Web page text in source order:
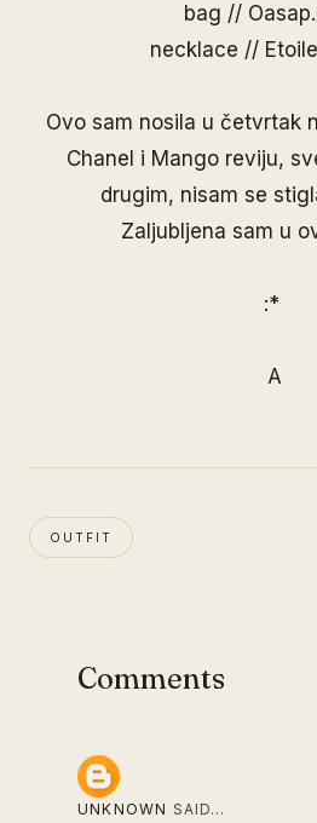
bag //
necklace //
Ovo sam nosila u četvrtak
Chanel i Mango reviju,
drugim, nisam se
Zaljubljena sam u
:*
A
OUTFIT
Comments
UNKNOWN SAID…